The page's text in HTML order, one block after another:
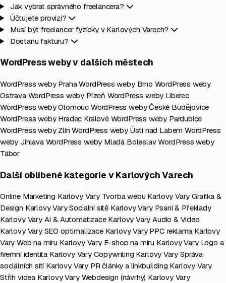
Jak vybrat správného freelancera?
Účtujete provizi?
Musí být freelancer fyzicky v Karlových Varech?
Dostanu fakturu?
WordPress weby v dalších městech
WordPress weby PrahaWordPress weby Brno WordPress weby
Ostrava WordPress weby Plzeň WordPress weby Liberec
WordPress weby Olomouc WordPress weby České Budějovice
WordPress weby Hradec Králové WordPress weby Pardubice
WordPress weby ZlínWordPress weby Ústí nad LabemWordPress
weby Jihlava WordPress weby Mladá BoleslavWordPress weby
Tábor
Další oblíbené kategorie v Karlových Varech
Online Marketing Karlovy Vary Tvorba webu Karlovy VaryGrafika &
Design Karlovy VarySociální sítě Karlovy Vary Psaní & Překlady
Karlovy Vary AI & Automatizace Karlovy VaryAudio & Video
Karlovy Vary SEO optimalizace Karlovy Vary PPC reklama Karlovy
VaryWeb na míru Karlovy Vary E-shop na míru Karlovy Vary Logo a
firemní identita Karlovy Vary Copywriting Karlovy VarySpráva
sociálních sítí Karlovy Vary PR články a linkbuilding Karlovy Vary
Střih videa Karlovy Vary Webdesign (návrhy) Karlovy Vary